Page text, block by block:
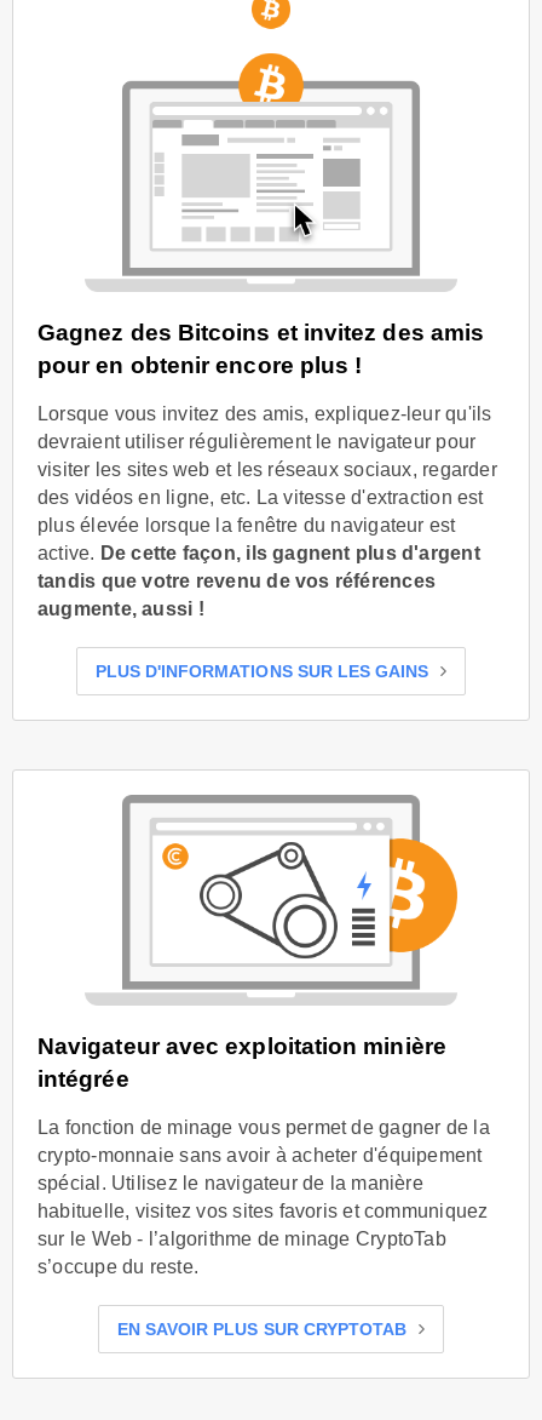
Gagnez des Bitcoins et invitez des amis
pour en obtenir encore plus !
Lorsque vous invitez des amis, expliquez-leur qu'ils
devraient utiliser régulièrement le navigateur pour
visiter les sites web et les réseaux sociaux, regarder
des vidéos en ligne, etc. La vitesse d'extraction est
plus élevée lorsque la fenêtre du navigateur est
active. De cette façon, ils gagnent plus d'argent
tandis que votre revenu de vos références
augmente, aussi !
PLUS D'INFORMATIONS SUR LES GAINS
Navigateur avec exploitation minière
intégrée
La fonction de minage vous permet de gagner de la
crypto-monnaie sans avoir à acheter d'équipement
spécial. Utilisez le navigateur de la manière
habituelle, visitez vos sites favoris et communiquez
sur le Web - l’algorithme de minage CryptoTab
s’occupe du reste.
EN SAVOIR PLUS SUR CRYPTOTAB